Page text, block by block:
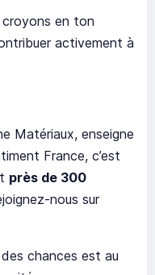
en ton
activement à
Matériaux, enseigne
France, c’est
près de 300
nous sur
des chances est au